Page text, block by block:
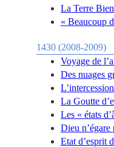
La Terre
« Beaucoup
1430 (2008-2009)
Voyage de
Des nuages
La Goutte
Les « états
Dieu
Etat d’esprit